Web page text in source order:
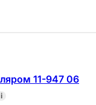
11-947 06
i